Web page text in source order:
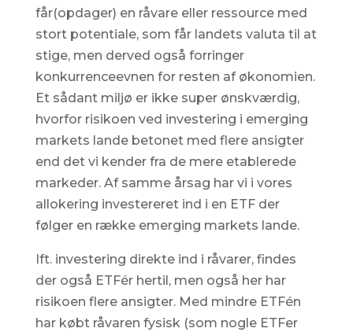
får(opdager) en råvare eller ressource med
stort potentiale, som får landets valuta til at
stige, men derved også forringer
konkurrenceevnen for resten af økonomien.
Et sådant miljø er ikke super ønskværdig,
hvorfor risikoen ved investering i emerging
markets lande betonet med flere ansigter
end det vi kender fra de mere etablerede
markeder. Af samme årsag har vi i vores
allokering investereret ind i en ETF der
følger en række emerging markets lande.
Ift. investering direkte ind i råvarer, findes
der også ETFér hertil, men også her har
risikoen flere ansigter. Med mindre ETFén
har købt råvaren fysisk (som nogle ETFer